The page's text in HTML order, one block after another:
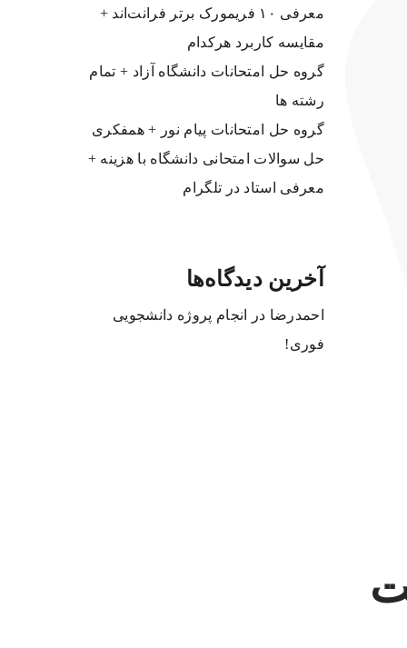
معرفی ۱۰ فریمورک برتر فرانت‌اند +
مقایسه کاربرد هرکدام
گروه حل امتحانات دانشگاه آزاد + تمام
رشته ها
گروه حل امتحانات پیام نور + همفکری
حل سوالات امتحانی دانشگاه با هزینه +
معرفی استاد در تلگرام
آخرین دیدگاه‌ها
احمدرضا در
انجام پروژه دانشجویی
فوری!